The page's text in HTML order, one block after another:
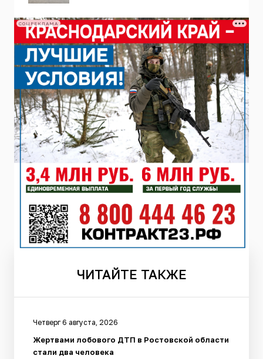
СОЦРЕКЛАМА
ЧИТАЙТЕ ТАКЖЕ
Четверг 6 августа, 2026
Жертвами лобового ДТП в Ростовской области
стали два человека